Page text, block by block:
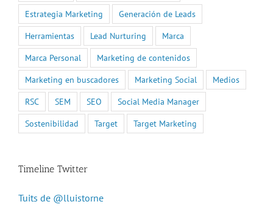
Estrategia Marketing
Generación de Leads
Herramientas
Lead Nurturing
Marca
Marca Personal
Marketing de contenidos
Marketing en buscadores
Marketing Social
Medios
RSC
SEM SEO
Social Media Manager
Sostenibilidad
Target Target Marketing
Timeline Twitter
Tuits de @lluistorne